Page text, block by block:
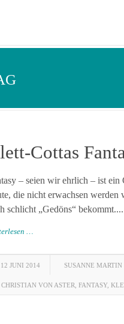
Cottas
– seien wir ehrlich – ist
die nicht erwachsen werden
schlicht „Gedöns“ bekommt....
…
12 JUNI 2014 SUSANNE MARTIN
CHRISTIAN VON ASTER FANTASY,